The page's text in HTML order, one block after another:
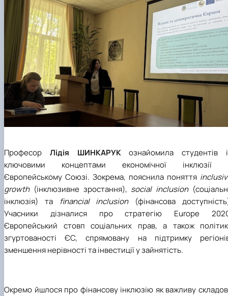
Професор Лідія ШИНКАРУКознайомила студентів
ключовими концептами економічної інклюзії
Європейському Союзі. Зокрема, пояснила поняття
growth(інклюзивне зростання), social inclusion
інклюзія) та
financial inclusion(фінансова
Учасники дізналися про стратегію Europe
Європейський стовп соціальних прав, а також
згуртованості ЄС, спрямовану на підтримку
зменшення нерівності та інвестиції у зайнятість.
Окремо йшлося про фінансову інклюзію як важливу